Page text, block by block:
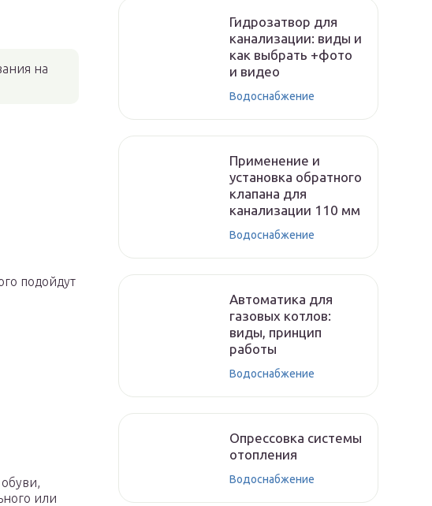
на
подойдут
или
Гидрозатвор для
канализации: виды и
как выбрать +фото
и видео
Водоснабжение
Применение и
установка обратного
клапана для
канализации 110 мм
Водоснабжение
Автоматика для
газовых котлов:
виды, принцип
работы
Водоснабжение
Опрессовка системы
отопления
Водоснабжение